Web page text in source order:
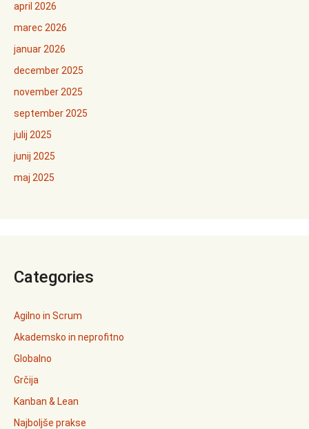
april 2026
marec 2026
januar 2026
december 2025
november 2025
september 2025
julij 2025
junij 2025
maj 2025
Categories
Agilno in Scrum
Akademsko in neprofitno
Globalno
Grčija
Kanban & Lean
Najboljše prakse